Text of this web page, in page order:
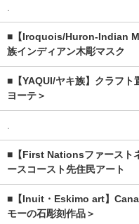
.
■【Iroquois/Huron-Indian
族インディアン木彫マスク
■【YAQUI/ヤキ族】クラフト
ヨーテ＞
.
■【First Nationsファースト
ースコースト先住民アート
■【Inuit・Eskimo art】
モーの石彫刻作品＞